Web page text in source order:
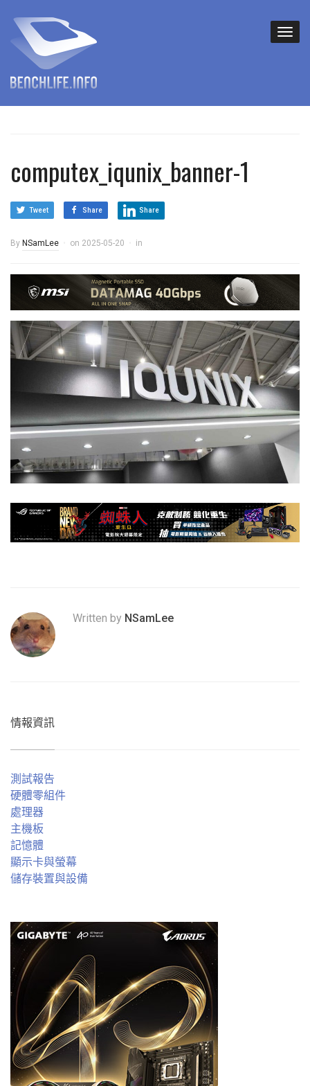
computex_iqunix_banner-1
Tweet Share Share
By NSamLee on 2025-05-20 in
Written by NSamLee
情報資訊
測試報告
硬體零組件
處理器
主機板
記憶體
顯示卡與螢幕
儲存裝置與設備